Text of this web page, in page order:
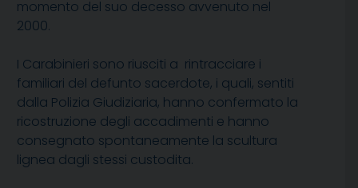
momento del suo decesso avvenuto nel
2000.
I Carabinieri sono riusciti a rintracciare i
familiari del defunto sacerdote, i quali, sentiti
dalla Polizia Giudiziaria, hanno confermato la
ricostruzione degli accadimenti e hanno
consegnato spontaneamente la scultura
lignea dagli stessi custodita.